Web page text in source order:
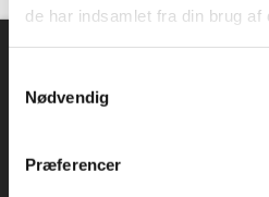
de har indsamlet fra din brug af
Nødvendig
Præferencer
Om
Danmarks største sortiment,
og en massiv erfaring indenfor
hver gang.